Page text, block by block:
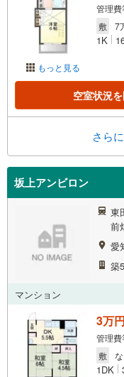
もっと見る
管理
敷
7
1K
空室状況
さら
坂上アンビロン
東
前
愛
築
マンション
3万円
管理
敷
1DK